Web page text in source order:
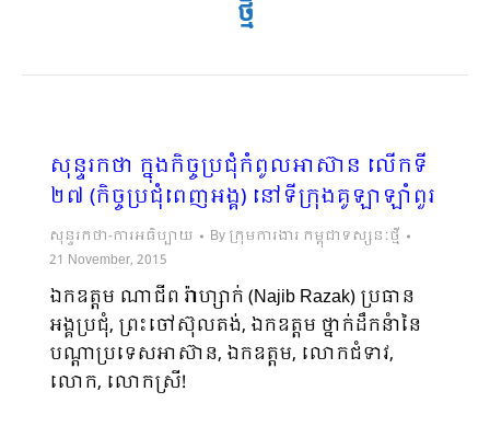
ថ្មី
សុន្ទរកថា ក្នុងកិច្ចប្រជុំកំពូលអាស៊ាន លើកទី
២៧ (កិច្ចប្រជុំពេញអង្គ) នៅទីក្រុងគូឡាឡាំពួរ
សុន្ទរកថា-ការអធិប្បាយ By ក្រុមការងារ កម្ពុជាទស្សនៈថ្មី
21 November, 2015
ឯកឧត្តម ណាជីព រ៉ាហ្សាក់ (Najib Razak) ប្រធាន
អង្គប្រជុំ, ព្រះចៅស៊ុលតង់, ឯកឧត្តម ថ្នាក់ដឹកនំានៃ
បណ្តាប្រទេសអាស៊ាន, ឯកឧត្តម, លោកជំទាវ,
លោក, លោកស្រី!